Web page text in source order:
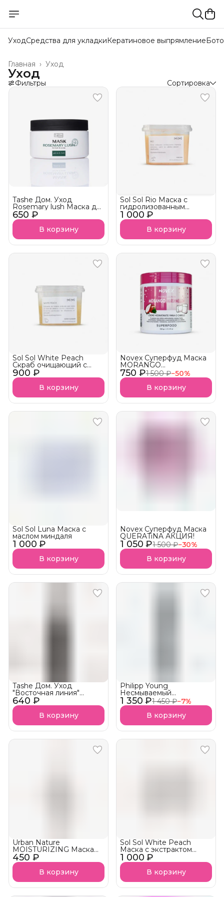
УходСредства для укладкиКератиновое выпрямление
Уход
Главная ›
Уход
Фильтры Сортировка
650 ₽
Tashe Дом. Уход
Rosemary lush Маска для
волос и кожи головы ❌
НЕТ В НАЛИЧИИ!
В корзину
1 000 ₽
Sol Sol Rio Маска с
гидролизованным
кератином
В корзину
900 ₽
Sol Sol White Peach
Скраб очищающий с
экстрактом белого
персика
В корзину
750 ₽1 500 ₽−50%
Novex Суперфуд Маска
MORANGO
MARSHMELLOW
АКЦИЯ!
В корзину
1 000 ₽
Sol Sol Luna Маска с
маслом миндаля
В корзину
1 050 ₽1 500 ₽−30%
Novex Суперфуд Маска
QUERATiNA АКЦИЯ!
В корзину
640 ₽
Tashe Дом. Уход
"Восточная линия"
Пилинг-маска для кожи
головы Ginger
В корзину
1 350 ₽1 450 ₽−7%
Philipp Young
Несмываемый
кондиционер
термозащита LEAVE-IN
ConditionerВ корзину
450 ₽
Urban Nature
MOISTURIZING Маска
увлажняющая для волос
АКЦИЯ!
В корзину
1 000 ₽
Sol Sol White Peach
Маска с экстрактом
белого персика
В корзину